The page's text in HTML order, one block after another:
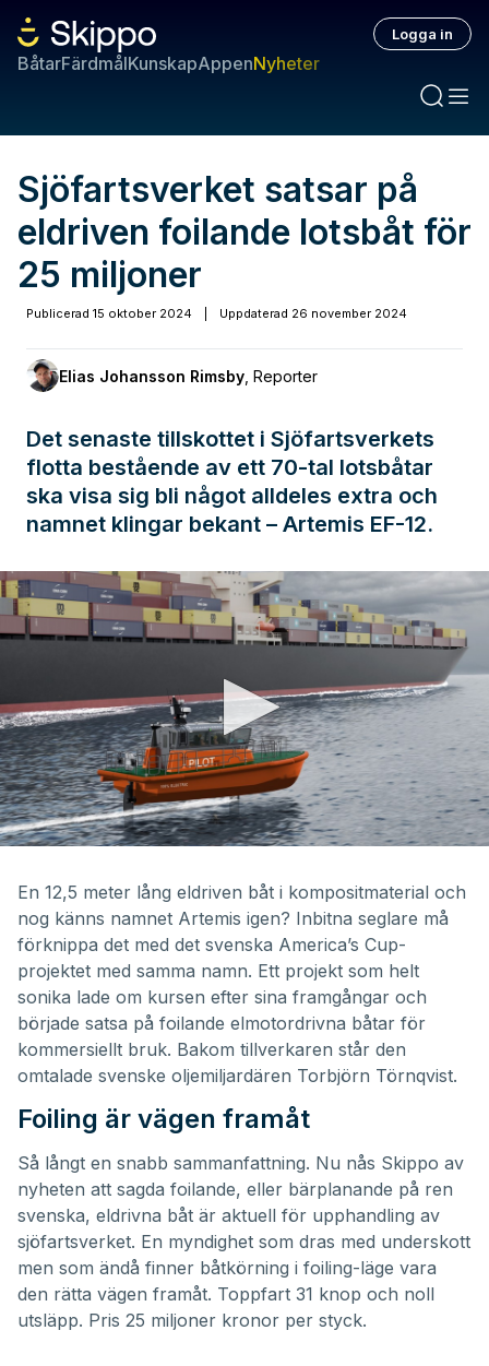
BåtarFärdmålKunskapAppenNyheter
Logga in
Sjöfartsverket satsar på
eldriven foilande lotsbåt för
25 miljoner
Publicerad 15 oktober 2024 Uppdaterad 26 november 2024
Elias Johansson Rimsby Reporter
Det senaste tillskottet i Sjöfartsverkets
flotta bestående av ett 70-tal lotsbåtar
ska visa sig bli något alldeles extra och
namnet klingar bekant – Artemis EF-12.
minute,
31
En 12,5 meter lång eldriven båt i kompositmaterial och
nog känns namnet Artemis igen? Inbitna seglare må
förknippa det med det svenska America’s Cup-
projektet med samma namn. Ett projekt som helt
sonika lade om kursen efter sina framgångar och
började satsa på foilande elmotordrivna båtar för
kommersiellt bruk. Bakom tillverkaren står den
omtalade svenske oljemiljardären Torbjörn Törnqvist.
Foiling är vägen framåt
Så långt en snabb sammanfattning. Nu nås Skippo av
nyheten att sagda foilande, eller bärplanande på ren
svenska, eldrivna båt är aktuell för upphandling av
sjöfartsverket. En myndighet som dras med underskott
men som ändå finner båtkörning i foiling-läge vara
den rätta vägen framåt. Toppfart 31 knop och noll
utsläpp. Pris 25 miljoner kronor per styck.